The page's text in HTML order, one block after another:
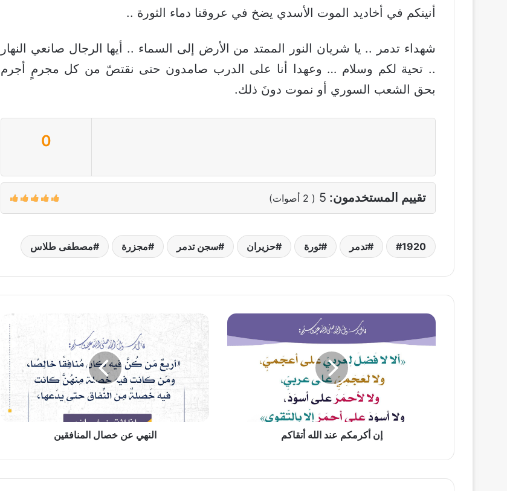
أنينكم في أخاديد الموت الأسدي يضخ في عروقنا دماء الثورة ..
شهداء تدمر
.. يا شريان النور الممتد من الأرض إلى السماء .. أيها الرجال صانعي النهار
.. تحية لكم وسلام … وعهدا أنا على الدرب صامدون حتى نقتصّ من كل مجرمٍ أجرم
بحق الشعب السوري أو نموت دونَ ذلك.
0
تقييم المستخدمون: 5
(
2 أصوات)
1920 تدمر ثورة حزيران سجن تدمر مجزرة مصطفى طلاس
إن
عند
إن أكرمكم عند الله أتقاكم
النهي
عن
خصال
المنافقين
النهي عن خصال المنافقين